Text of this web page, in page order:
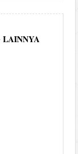
LAINNYA